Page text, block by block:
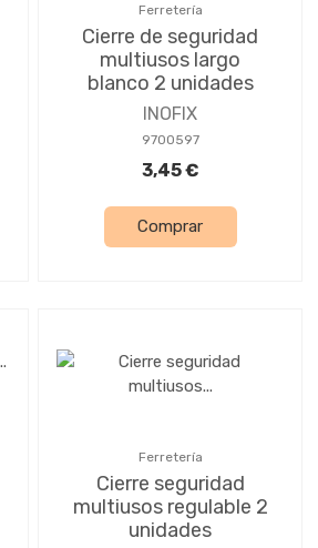
Ferretería
Cierre de seguridad
multiusos largo
blanco 2 unidades
INOFIX
9700597
3,45 €
Comprar
Ferretería
Cierre seguridad
multiusos regulable 2
unidades